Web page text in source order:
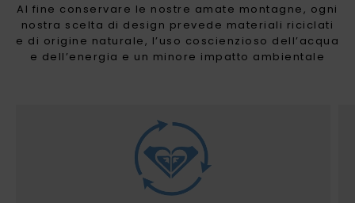
Al fine conservare le nostre amate montagne, ogni
nostra scelta di design prevede materiali riciclati
e di origine naturale, l’uso coscienzioso dell’acqua
e dell’energia e un minore impatto ambientale